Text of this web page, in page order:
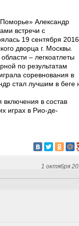
Александр
встречи с
19 сентября 2016
дворца г. Москвы.
– легкоатлеты
по результатам
соревнования в
стал лучшим в беге
в состав
играх в Рио-де-
1 октября